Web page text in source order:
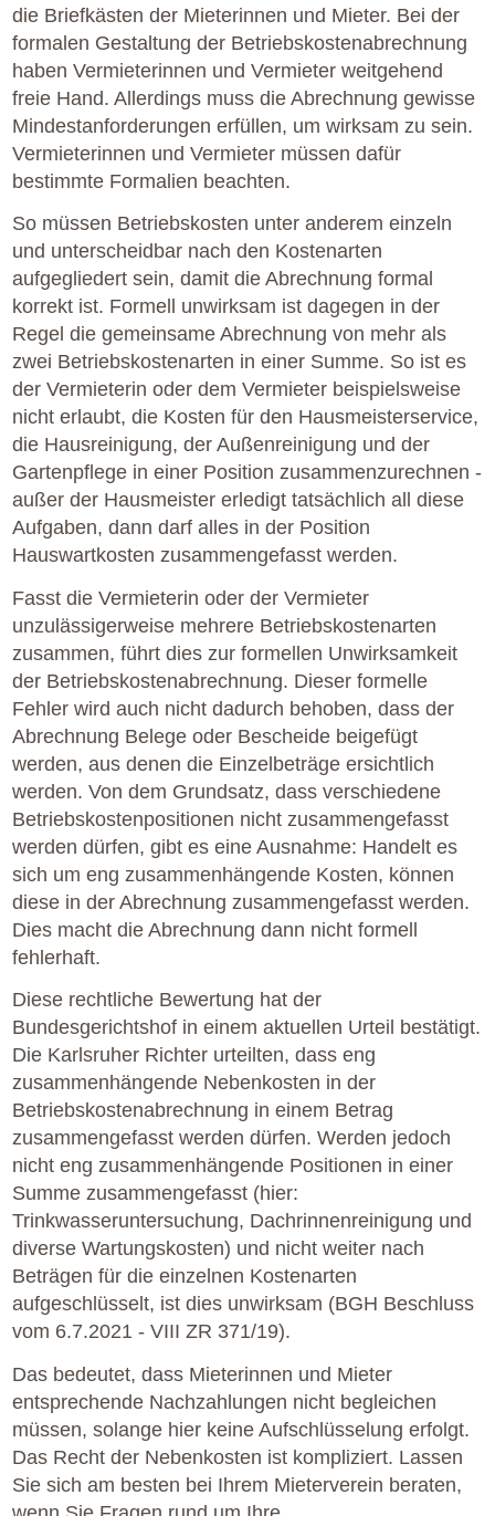
die Briefkästen der Mieterinnen und Mieter. Bei der
formalen Gestaltung der Betriebskostenabrechnung
haben Vermieterinnen und Vermieter weitgehend
freie Hand. Allerdings muss die Abrechnung gewisse
Mindestanforderungen erfüllen, um wirksam zu sein.
Vermieterinnen und Vermieter müssen dafür
bestimmte Formalien beachten.
So müssen Betriebskosten unter anderem einzeln
und unterscheidbar nach den Kostenarten
aufgegliedert sein, damit die Abrechnung formal
korrekt ist. Formell unwirksam ist dagegen in der
Regel die gemeinsame Abrechnung von mehr als
zwei Betriebskostenarten in einer Summe. So ist es
der Vermieterin oder dem Vermieter beispielsweise
nicht erlaubt, die Kosten für den Hausmeisterservice,
die Hausreinigung, der Außenreinigung und der
Gartenpflege in einer Position zusammenzurechnen -
außer der Hausmeister erledigt tatsächlich all diese
Aufgaben, dann darf alles in der Position
Hauswartkosten zusammengefasst werden.
Fasst die Vermieterin oder der Vermieter
unzulässigerweise mehrere Betriebskostenarten
zusammen, führt dies zur formellen Unwirksamkeit
der Betriebskostenabrechnung. Dieser formelle
Fehler wird auch nicht dadurch behoben, dass der
Abrechnung Belege oder Bescheide beigefügt
werden, aus denen die Einzelbeträge ersichtlich
werden. Von dem Grundsatz, dass verschiedene
Betriebskostenpositionen nicht zusammengefasst
werden dürfen, gibt es eine Ausnahme: Handelt es
sich um eng zusammenhängende Kosten, können
diese in der Abrechnung zusammengefasst werden.
Dies macht die Abrechnung dann nicht formell
fehlerhaft.
Diese rechtliche Bewertung hat der
Bundesgerichtshof in einem aktuellen Urteil bestätigt.
Die Karlsruher Richter urteilten, dass eng
zusammenhängende Nebenkosten in der
Betriebskostenabrechnung in einem Betrag
zusammengefasst werden dürfen. Werden jedoch
nicht eng zusammenhängende Positionen in einer
Summe zusammengefasst (hier:
Trinkwasseruntersuchung, Dachrinnenreinigung und
diverse Wartungskosten) und nicht weiter nach
Beträgen für die einzelnen Kostenarten
aufgeschlüsselt, ist dies unwirksam (BGH Beschluss
vom 6.7.2021 - VIII ZR 371/19).
Das bedeutet, dass Mieterinnen und Mieter
entsprechende Nachzahlungen nicht begleichen
müssen, solange hier keine Aufschlüsselung erfolgt.
Das Recht der Nebenkosten ist kompliziert. Lassen
Sie sich am besten bei Ihrem Mieterverein beraten,